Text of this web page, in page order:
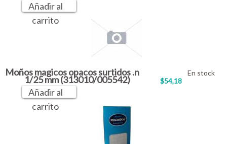
Añadir al
carrito
Moños magicos opacos surtidos .n
1/25 mm (313010/005542) $54,18
En stock
Añadir al
carrito